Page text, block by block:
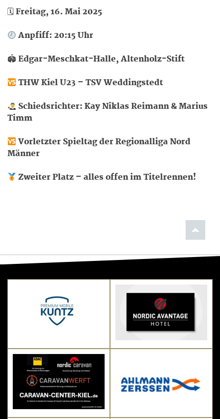
🗓Freitag, 16. Mai 2025
Anpfiff: 20:15 Uhr
🏟Edgar-Meschkat-Halle, Altenholz-Stift
THW Kiel U23 – TSV Weddingstedt
Schiedsrichter: Kay Niklas Reimann & Marius
Timm
Vorletzter Spieltag der Regionalliga Nord
Männer
Zweiter Platz – alles offen im Titelrennen!